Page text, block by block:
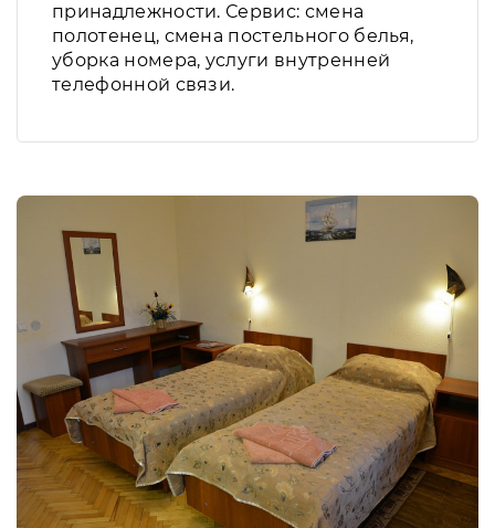
принадлежности. Сервис: смена
полотенец, смена постельного белья,
уборка номера, услуги внутренней
телефонной связи.